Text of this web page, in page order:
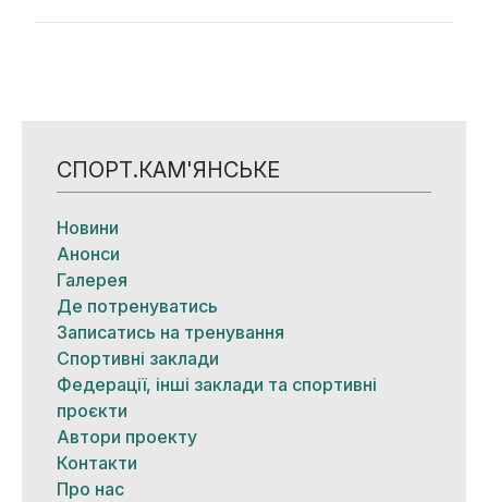
СПОРТ.КАМ'ЯНСЬКЕ
Новини
Анонси
Галерея
Де потренуватись
Записатись на тренування
Спортивні заклади
Федерації, інші заклади та спортивні
проєкти
Автори проекту
Контакти
Про нас